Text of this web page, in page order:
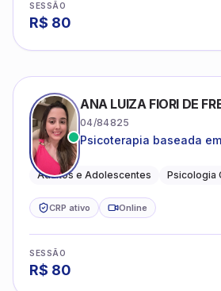
SESSÃO
R$ 80
ANA LUIZA FIORI DE
04/84825
Psicoterapia baseada
Adultos e Adolescentes Psicologia
CRP ativo Online
SESSÃO
R$ 80